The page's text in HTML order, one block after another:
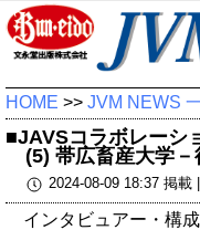
HOME >> JVM NEWS
■JAVSコラボレーシ
(5) 帯広畜産大学－
2024-08-09 18:37 掲載 |
インタビュアー・構